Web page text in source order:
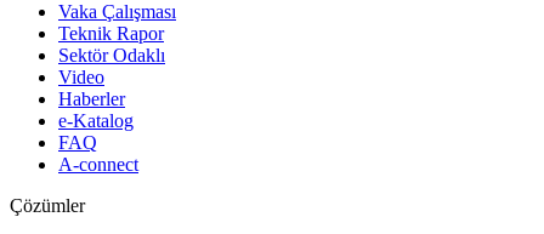
Vaka Çalışması
Teknik Rapor
Sektör Odaklı
Video
Haberler
e-Katalog
FAQ
A-connect
Çözümler